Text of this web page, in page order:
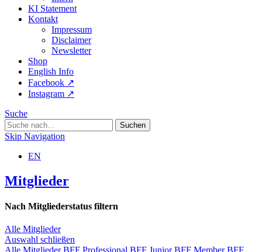
KI Statement
Kontakt
Impressum
Disclaimer
Newsletter
Shop
English Info
Facebook ↗︎
Instagram ↗︎
Suche
Skip Navigation
EN
Mitglieder
Nach Mitgliederstatus filtern
Alle Mitglieder
Auswahl schließen